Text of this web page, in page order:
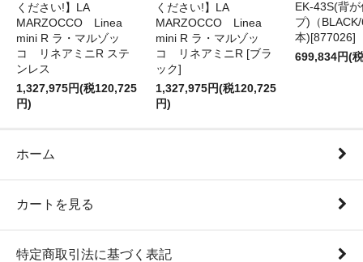
ください!】LA
MARZOCCO Linea
mini R ラ・マルゾッ
コ リネアミニR ステ
ンレス
1,327,975円(税120,725
円)
ください!】LA
MARZOCCO Linea
mini R ラ・マルゾッ
コ リネアミニR [ブラ
ック]
1,327,975円(税120,725
円)
EK-43S(背
プ)（
本)[877026]
699,834円(
ホーム
カートを見る
特定商取引法に基づく表記